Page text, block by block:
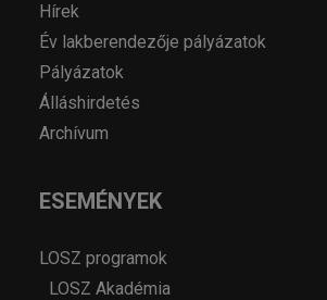
Hírek
Év lakberendezője pályázatok
Pályázatok
Álláshirdetés
Archívum
ESEMÉNYEK
LOSZ programok
LOSZ Akadémia